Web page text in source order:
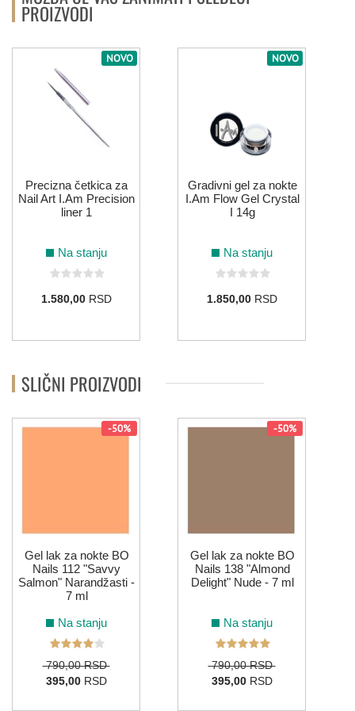
ROZE
TIRKIZNA
099
PROIZVODI
NOVO
Precizna četkica za
Nail Art I.Am Precision
liner 1
Na stanju
1.580,00RSD
NOVO
Gradivni gel za nokte
I.Am Flow Gel Crystal
I 14g
Na stanju
1.850,00RSD
SLIČNI PROIZVODI
-50%
Gel lak za nokte BO
Nails 112 "Savvy
Salmon" Narandžasti -
7 ml
Na stanju
790,00 RSD
395,00RSD
-50%
Gel lak za nokte BO
Nails 138 "Almond
Delight" Nude - 7 ml
Na stanju
790,00 RSD
395,00RSD